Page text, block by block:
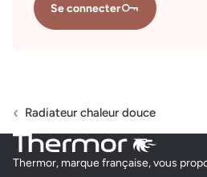
Se connecter
Radiateur chaleur douce
Thermor, marque française, vous